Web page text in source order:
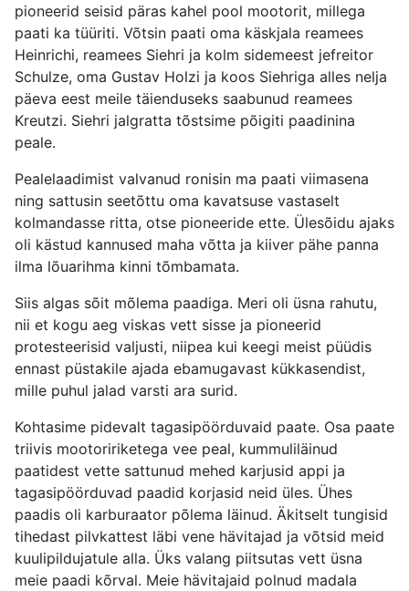
pioneerid seisid päras kahel pool mootorit, millega
paati ka tüüriti. Võtsin paati oma käskjala reamees
Heinrichi, reamees Siehri ja kolm sidemeest jefreitor
Schulze, oma Gustav Holzi ja koos Siehriga alles nelja
päeva eest meile täienduseks saabunud reamees
Kreutzi. Siehri jalgratta tõstsime põigiti paadinina
peale.
Pealelaadimist valvanud ronisin ma paati viimasena
ning sattusin seetõttu oma kavatsuse vastaselt
kolmandasse ritta, otse pioneeride ette. Ülesõidu ajaks
oli kästud kannused maha võtta ja kiiver pähe panna
ilma lõuarihma kinni tõmbamata.
Siis algas sõit mõlema paadiga. Meri oli üsna rahutu,
nii et kogu aeg viskas vett sisse ja pioneerid
protesteerisid valjusti, niipea kui keegi meist püüdis
ennast püstakile ajada ebamugavast kükkasendist,
mille puhul jalad varsti ara surid.
Kohtasime pidevalt tagasipöörduvaid paate. Osa paate
triivis mootoririketega vee peal, kummuliläinud
paatidest vette sattunud mehed karjusid appi ja
tagasipöörduvad paadid korjasid neid üles. Ühes
paadis oli karburaator põlema läinud. Äkitselt tungisid
tihedast pilvkattest läbi vene hävitajad ja võtsid meid
kuulipildujatule alla. Üks valang piitsutas vett üsna
meie paadi kõrval. Meie hävitajaid polnud madala